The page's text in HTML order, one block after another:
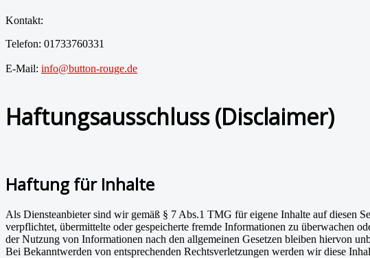
Kontakt:
Telefon: 01733760331
E-Mail: info@button-rouge.de
Haftungsausschluss (Disclaimer)
Haftung für Inhalte
Als Diensteanbieter sind wir gemäß § 7 Abs.1 TMG für eigene Inhalte auf diesen
verpflichtet, übermittelte oder gespeicherte fremde Informationen zu überwachen
der Nutzung von Informationen nach den allgemeinen Gesetzen bleiben hiervon
Bei Bekanntwerden von entsprechenden Rechtsverletzungen werden wir diese